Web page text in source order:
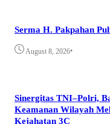
Serma H. Pakpahan
August 8, 2026•
Sinergitas TNI–Polri,
Keamanan Wilayah
Kejahatan 3C